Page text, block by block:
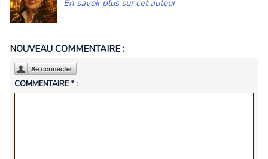
En savoir plus sur cet auteur
NOUVEAU COMMENTAIRE :
COMMENTAIRE * :